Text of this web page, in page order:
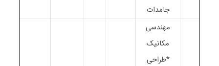
جامدات
مهندسی
مکانیک
*طراحی